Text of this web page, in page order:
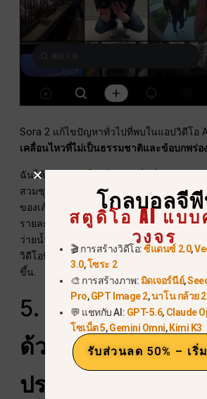
Sora 2 แก้ไขปัญหาทั่วไปที่พบในแอปวิดีโอ
เคลื่อนไหวที่ไม่เป็นธรรมชาติและข้อบกพร่อ
ฉันได้ทดสอบวิดีโอสไตล์แฟชั่นที่อวตารของ
สวมชุดเฉพาะจาก Balenciaga การเคลื่อน
ของเส้นผม และการโต้ตอบกับสิ่งแวดล้อมมี
รายละเอียดเล็กๆ น้อยๆ เช่น น้ำกระเซ็นแ
ว่ายน้ำก็ดูสมจริงอย่างน่าทึ่ง AI ตอนนี้เคาร
วิดีโอที่ผลิตออกมามีความรู้สึกใกล้เคียงกับฟุ
ขึ้น.
5.
การสร้างฉากที่
ด้วยภาพและอุปก
ประกอบฉาก
โกลบอลจี
สตูดิโอ AI แบบ
วงจร
🎬 การสร้างวิดีโอ:ซีแดนซ์ 2.0,
3.0,โซระ 2
🎨 การสร้างภาพ: มิดเจอร์นีย์,
Pro,GPT Image 2,นาโน กล้วย 2
💬 แชทกับ AI: GPT-5.6, Claude
โซเน็ต 5,Gemini Omni, Kimi K3
รับส่วนลด 50% – เริ่